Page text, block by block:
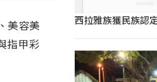
美容美
指甲彩
西拉雅族獲民族認